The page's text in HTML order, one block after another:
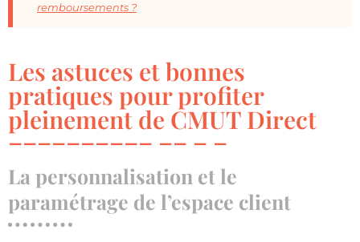
remboursements ?
Les astuces et bonnes
pratiques pour profiter
pleinement de CMUT Direct
La personnalisation et le
paramétrage de l’espace client